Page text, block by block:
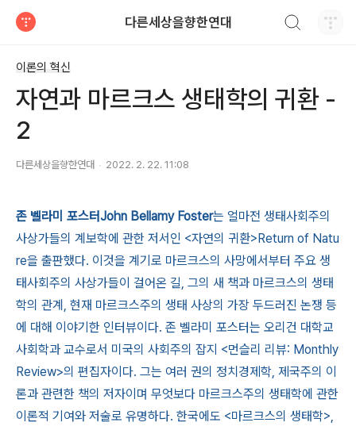
다른세상을향한연대
이론의 혁신
자연과 마르크스 생태학의 귀환 -
2
다른세상을향한연대 2022. 2. 22. 11:08
존 벨라미 포스터John Bellamy Foster는 얼마전 생태사회주의
사상가들의 계보학에 관한 저서인 <자연의 귀환>Return of Natu
re을 출판했다. 이것을 계기로 마르크스의 사망에서부터 주요 생
태사회주의 사상가들이 걸어온 길, 그의 새 책과 마르크스의 생태
학의 관계, 현재 마르크스주의 생태 사상의 가장 두드러진 논쟁 등
에 대해 이야기한 인터뷰이다. 존 벨라미 포스터는 오리건 대학교
사회학과 교수로서 미국의 사회주의 잡지 <먼슬리 리뷰: Monthly
Review>의 편집자이다. 그는 여러 권의 정치경제학, 제국주의 이
론과 관련한 책의 저자이며 무엇보다 마르크스주의 생태학에 관한
이론적 기여와 저술로 유명하다. 한국에도 <마르크스의 생태학>,